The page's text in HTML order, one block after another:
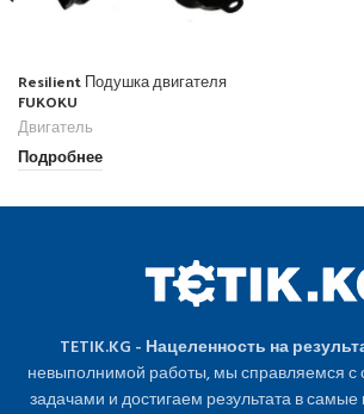
Resilient Подушка двигателя
FUKOKU
Двигатель
Подробнее
TETIK.KG - Нацеленность на
невыполнимой работы, мы справляемся
задачами и достигаем результата в